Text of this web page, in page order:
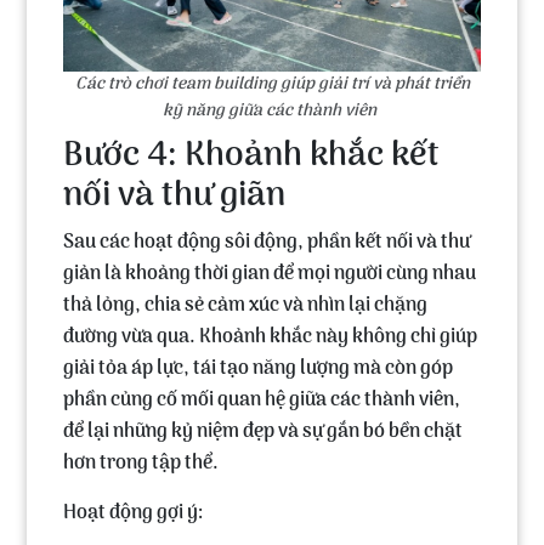
Các trò chơi team building giúp giải trí và phát triển
kỹ năng giữa các thành viên
Bước 4: Khoảnh khắc kết
nối và thư giãn
Sau các hoạt động sôi động, phần kết nối và thư
giản là khoảng thời gian để mọi người cùng nhau
thả lỏng, chia sẻ cảm xúc và nhìn lại chặng
đường vừa qua. Khoảnh khắc này không chỉ giúp
giải tỏa áp lực, tái tạo năng lượng mà còn góp
phần củng cố mối quan hệ giữa các thành viên,
để lại những kỷ niệm đẹp và sự gắn bó bền chặt
hơn trong tập thể.
Hoạt động gợi ý: